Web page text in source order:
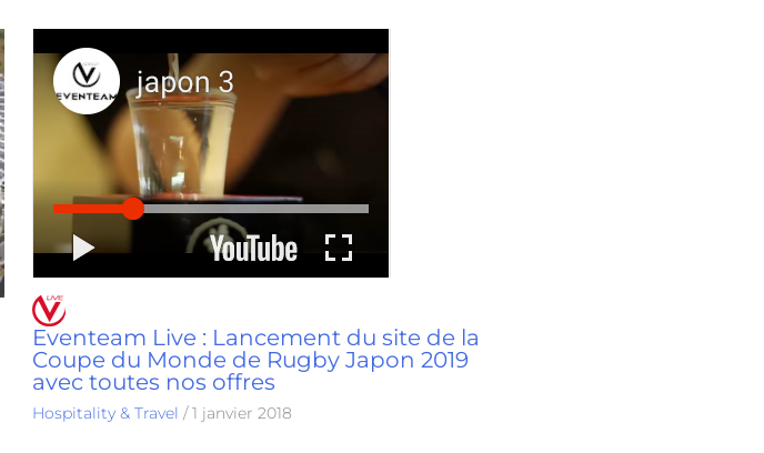
Eventeam Live : Lancement du site de la
Coupe du Monde de Rugby Japon 2019
avec toutes nos offres
Hospitality & Travel /1 janvier 2018